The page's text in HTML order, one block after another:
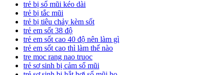
trẻ bị sổ mũi kéo dài
trẻ bị tắc mũi
trẻ bị tiêu chảy kèm sốt
trẻ em sốt 38 độ
trẻ em sốt cao 40 độ nên làm gì
trẻ em sốt cao thì làm thế nào
tre moc rang nao truoc
trẻ sơ sinh bị cảm sổ mũi